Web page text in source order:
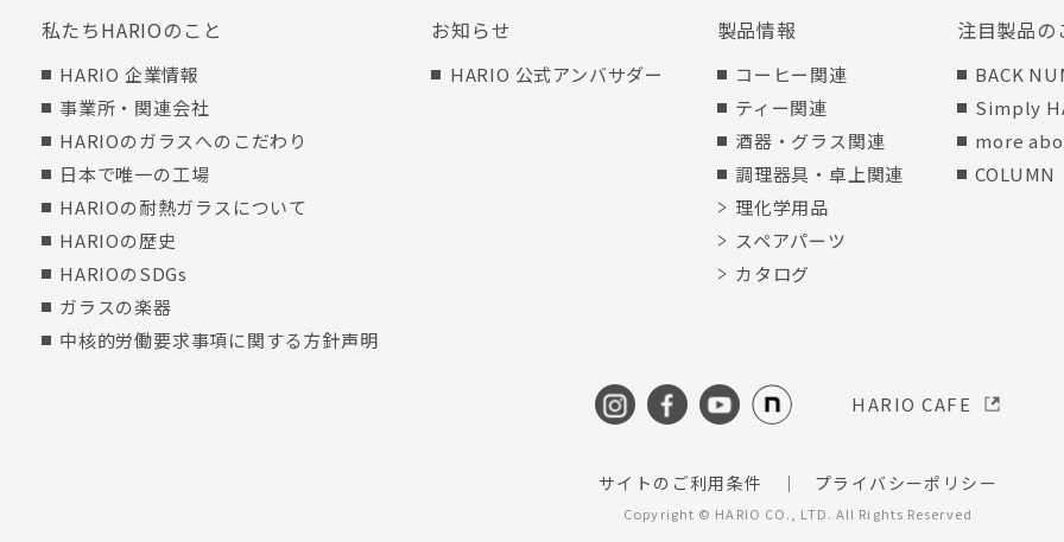
私たちHARIOのこと
HARIO 企業情報
事業所・関連会社
HARIOのガラスへのこだわり
日本で唯一の工場
HARIOの耐熱ガラスについて
HARIOの歴史
HARIOのSDGs
ガラスの楽器
中核的労働要求事項に関する方針声明
お知らせ
HARIO 公式アンバサダー
製品情報
コーヒー関連
ティー関連
酒器・グラス関連
調理器具・卓上関連
理化学用品
スペアパーツ
カタログ
注目製品の
BACK
Simply
more
COLUMN
HARIO CAFE
サイトのご利用条件 プライバシーポリシー
Copyright © HARIO CO., LTD. All Rights Reserved